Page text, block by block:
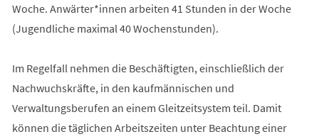
Woche. Anwärter*innen arbeiten 41 Stunden in der Woche
(Jugendliche maximal 40 Wochenstunden).
Im Regelfall nehmen die Beschäftigten, einschließlich der
Nachwuchskräfte, in den kaufmännischen und
Verwaltungsberufen an einem Gleitzeitsystem teil. Damit
können die täglichen Arbeitszeiten unter Beachtung einer